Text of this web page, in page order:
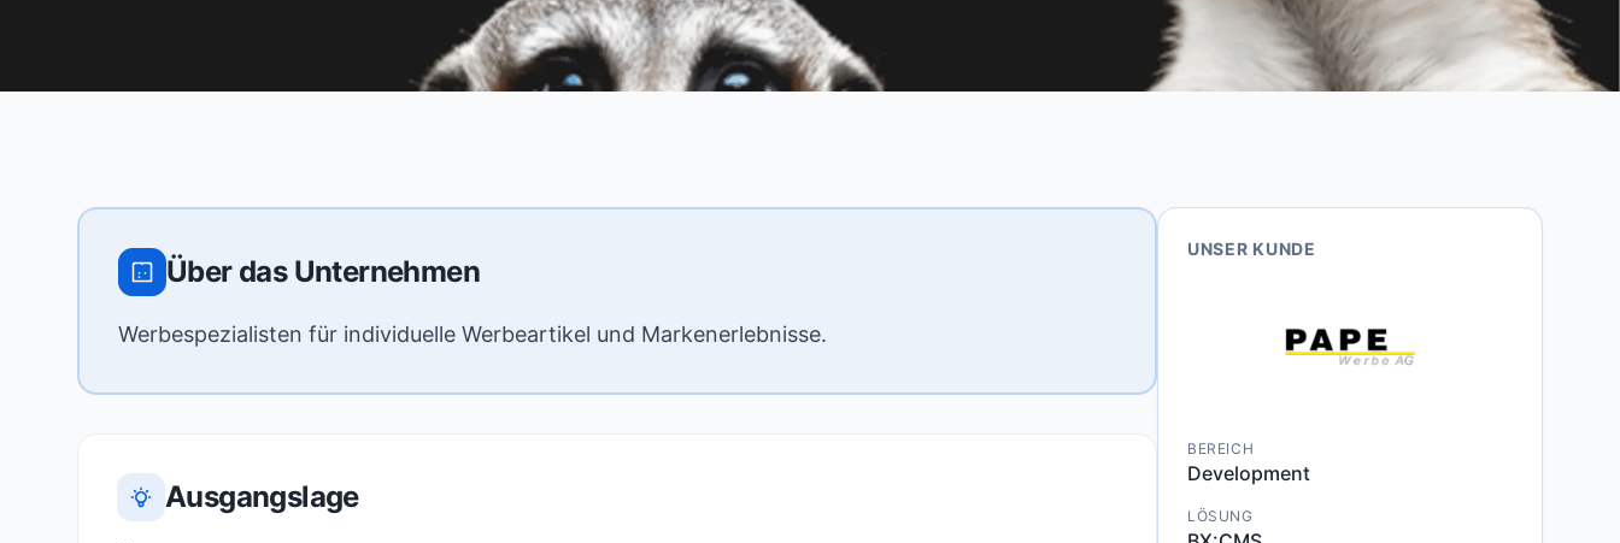
Über das Unternehmen
Werbespezialisten für individuelle Werbeartikel und Markenerlebnisse.
Ausgangslage
UNSER KUNDE
BEREICH
Development
LÖSUNG